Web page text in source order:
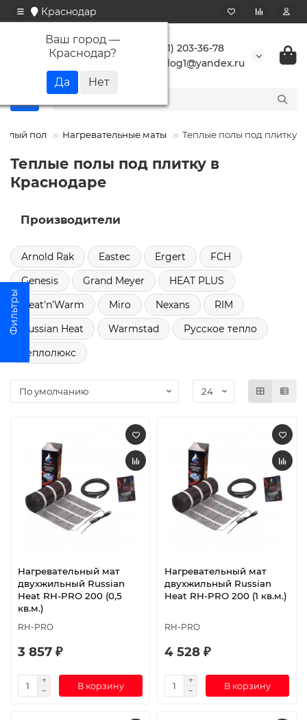
Краснодар
Ваш город —
Краснодар?
+7 (861) 203-36-78
buranlog1@yandex.ru
пол Нагревательные маты Теплые полы под плитку
Теплые полы под плитку в
Краснодаре
Производители
Arnold Rak Eastec Ergert
FCH
Genesis
Grand Meyer
HEAT PLUS
Heat'n'Warm
Miro Nexans
RIM
Russian Heat
Warmstad
Русское тепло
Теплолюкс
Нагревательный мат
двухжильный Russian
Heat RH-PRO 200 (0,5
кв.м.)
RH-PRO
3 857 ₽
В корзину
Нагревательный мат
двухжильный Russian
Heat RH-PRO 200 (1 кв.м.)
RH-PRO
4 528 ₽
В корзину